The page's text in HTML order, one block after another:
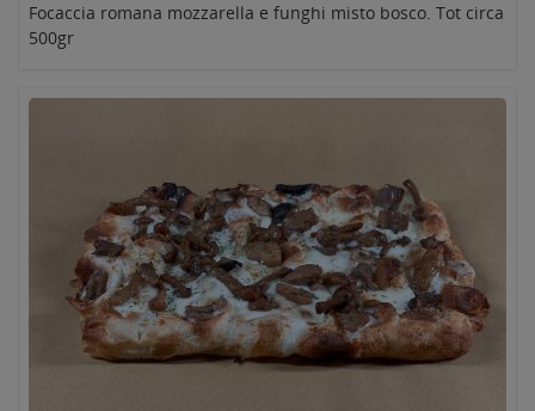
Focaccia romana mozzarella e funghi misto bosco. Tot circa
500gr